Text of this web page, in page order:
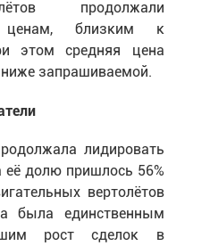
продолжали
ценам, близким к
этом средняя цена
запрашиваемой.
лидировать
её долю пришлось 56%
вертолётов
была единственным
рост сделок в